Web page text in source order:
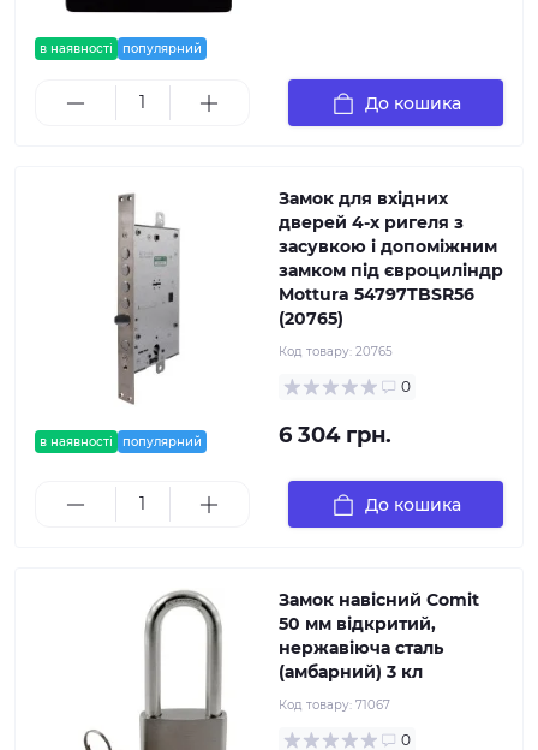
в наявності популярний
До кошика
в наявності популярний
Замок для вхідних
дверей 4-x ригеля з
засувкою і допоміжним
замком під євроциліндр
Mottura 54797TBSR56
(20765)
Код товару: 20765
0
6 304 грн.
До кошика
Замок навісний Comit
50 мм відкритий,
нержавіюча сталь
(амбарний) 3 кл
Код товару: 71067
0